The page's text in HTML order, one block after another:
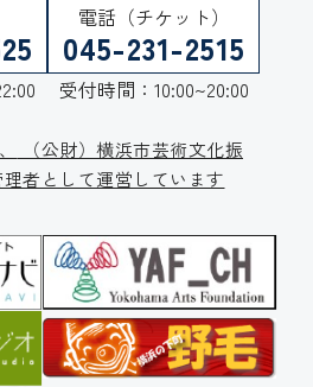
電話（チケット）
045-231-2515
受付時間：10:00~20:00
（公財）横浜市芸術文化振
者として運営しています